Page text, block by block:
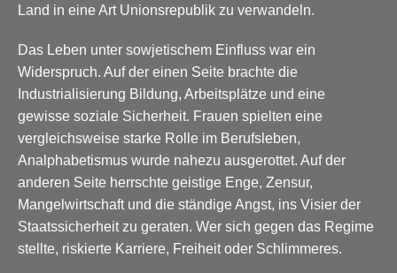
Land in eine Art Unionsrepublik zu verwandeln.
Das Leben unter sowjetischem Einfluss war ein
Widerspruch. Auf der einen Seite brachte die
Industrialisierung Bildung, Arbeitsplätze und eine
gewisse soziale Sicherheit. Frauen spielten eine
vergleichsweise starke Rolle im Berufsleben,
Analphabetismus wurde nahezu ausgerottet. Auf der
anderen Seite herrschte geistige Enge, Zensur,
Mangelwirtschaft und die ständige Angst, ins Visier der
Staatssicherheit zu geraten. Wer sich gegen das Regime
stellte, riskierte Karriere, Freiheit oder Schlimmeres.